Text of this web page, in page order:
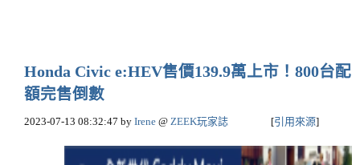
Honda Civic e:HEV售價139.9萬上市！800台配
額完售倒數
2023-07-13 08:32:47 by Irene @ ZEEK玩家誌 [引用來源]